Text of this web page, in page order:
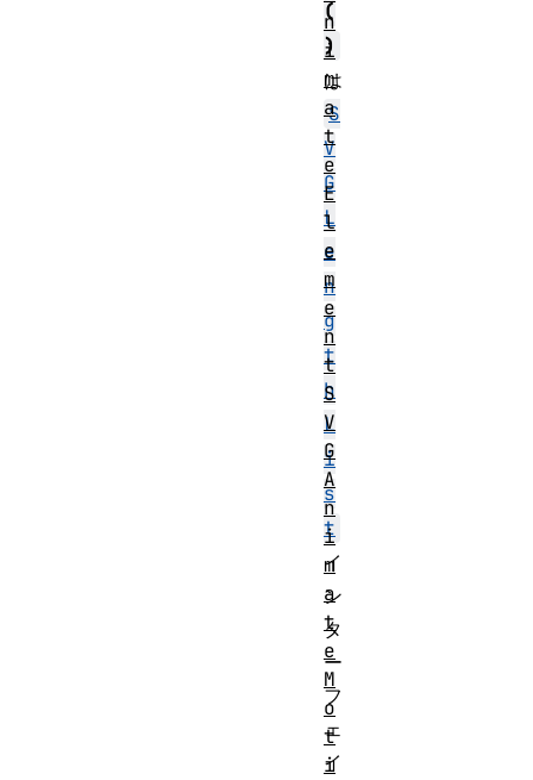
(
)
は
S
V
G
L
e
n
g
t
h
L
i
s
t
イ
ン
タ
ー
フ
ェ
イ
n
i
m
a
t
e
E
l
e
m
e
n
t
S
V
G
A
n
i
m
a
t
e
M
o
t
i